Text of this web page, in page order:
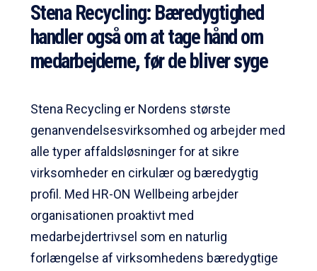
Stena Recycling: Bæredygtighed
handler også om at tage hånd om
medarbejderne, før de bliver syge
Stena Recycling er Nordens største
genanvendelsesvirksomhed og arbejder med
alle typer affaldsløsninger for at sikre
virksomheder en cirkulær og bæredygtig
profil. Med HR-ON Wellbeing arbejder
organisationen proaktivt med
medarbejdertrivsel som en naturlig
forlængelse af virksomhedens bæredygtige